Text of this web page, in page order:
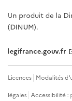
Un produit de la
(DINUM).
legifrance.gouv.fr
Licences Modalités
légales Accessibilité